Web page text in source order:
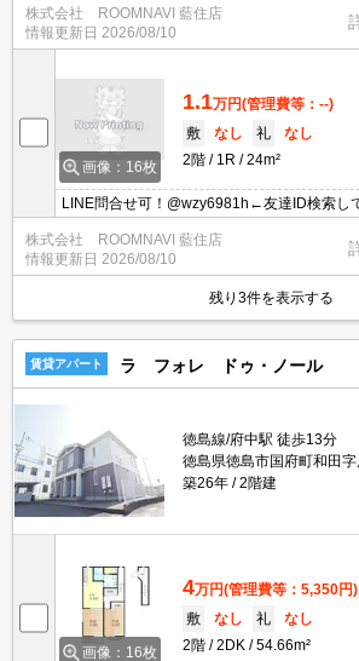
株式会社 ROOMNAVI 藍住店
情報更新日 2026/08/10
画像：16枚
1.1万円(管理費等：--)
敷
なし 礼
なし
2階
1R 24m²
LINE問合せ可！@wzy6981h←友達ID検索し
株式会社 ROOMNAVI 藍住店
情報更新日 2026/08/10
残り3件を表示する
賃貸アパート ラ フォレ ドゥ・ノール
徳島線/府中駅 徒歩13分
徳島県徳島市国府町和田字
築26年
2階建
画像：16枚
4万円(管理費等：5,350円)
敷
なし 礼
なし
2階
2DK 54.66m²